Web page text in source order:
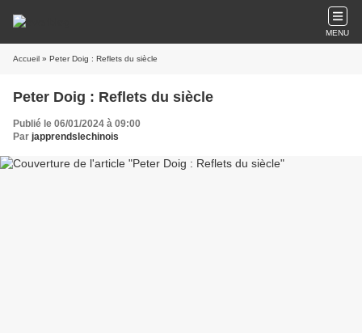
MENU
Accueil » Peter Doig : Reflets du siècle
Peter Doig : Reflets du siècle
Publié le 06/01/2024 à 09:00
Par japprendslechinois